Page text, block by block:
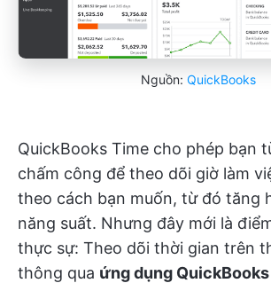
Nguồn: QuickBooks
QuickBooks Time cho phép bạn
chấm công để theo dõi giờ làm
theo cách bạn muốn, từ đó tăng
năng suất. Nhưng đây mới là
thực sự: Theo dõi thời gian trên
thông qua ứng dụng